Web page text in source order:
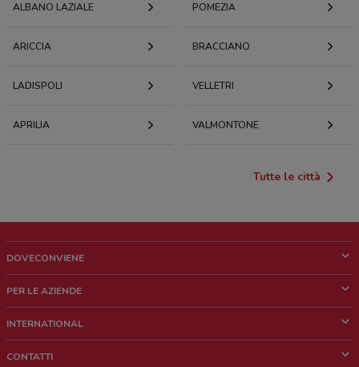
ALBANO LAZIALE POMEZIA
ARICCIA BRACCIANO
LADISPOLI VELLETRI
APRILIA VALMONTONE
Tutte le città
DOVECONVIENE
Chi siamo
Lavora con noi
PER LE AZIENDE
Richieste commerciali e marketing
INTERNATIONAL
CONTATTI